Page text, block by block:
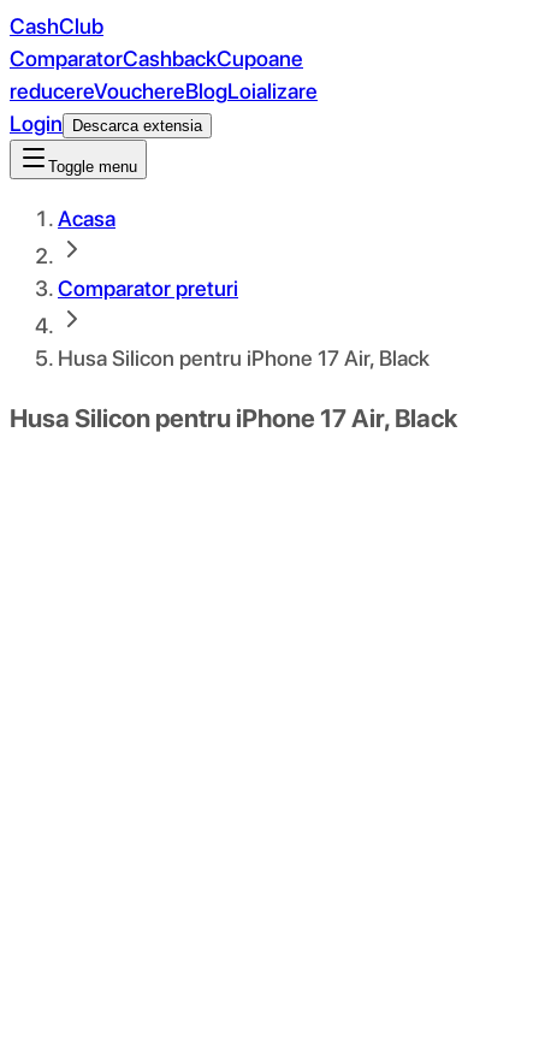
CashClub
ComparatorCashbackCupoane
reducereVouchereBlogLoializare
Login
Descarca extensia
Toggle menu
Acasa
Comparator preturi
Husa Silicon pentru iPhone 17 Air, Black
Husa Silicon pentru iPhone 17 Air, Black